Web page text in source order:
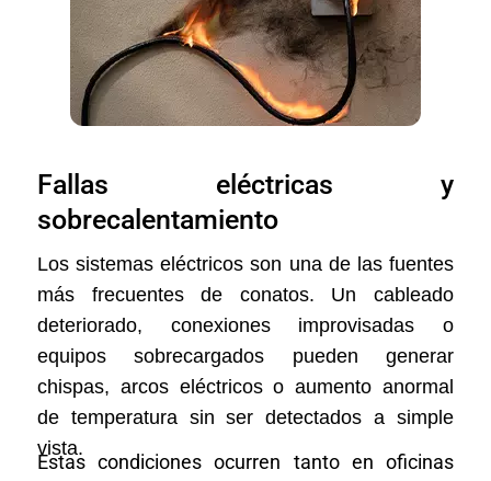
Fallas eléctricas y
sobrecalentamiento
Los sistemas eléctricos son una de las fuentes
más frecuentes de conatos. Un cableado
deteriorado, conexiones improvisadas o
equipos sobrecargados pueden generar
chispas, arcos eléctricos o aumento anormal
de temperatura sin ser detectados a simple
vista.
Estas condiciones ocurren tanto en oficinas